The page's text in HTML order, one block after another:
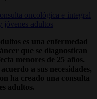
es una enfermedad
que se diagnostican
menores de 25 años.
a sus necesidades,
ha creado una consulta
adultos.